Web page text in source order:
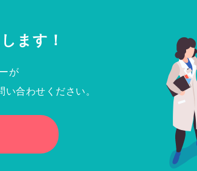
ます！
が
合わせください。